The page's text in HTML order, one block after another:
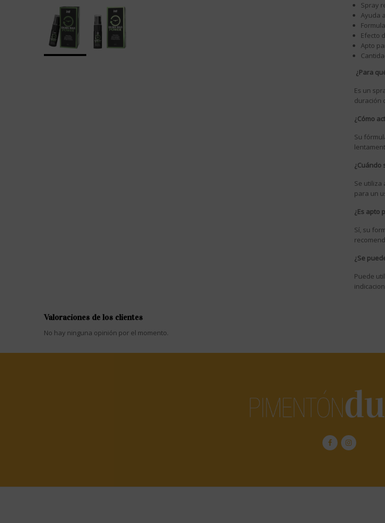
Spray
Ayuda
Efecto
Apto
¿Para
Es un
duración
¿Cómo
Su
¿Cuándo
Se utiliza
para un
¿Es apto
Sí, su
¿Se
Puede
Valoraciones de los clientes
No hay ninguna opinión por el momento.